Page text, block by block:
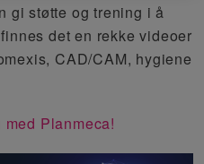
gi støtte og trening i å
det en rekke videoer
CAD/CAM, hygiene
Planmeca!